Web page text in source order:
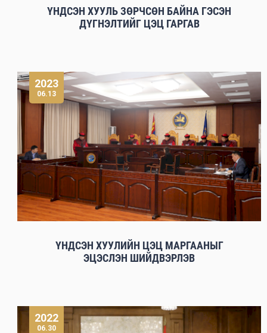
ҮНДСЭН ХУУЛЬ ЗӨРЧСӨН БАЙНА ГЭСЭН
ДҮГНЭЛТИЙГ ЦЭЦ ГАРГАВ
2023
06.13
ҮНДСЭН ХУУЛИЙН ЦЭЦ МАРГААНЫГ
ЭЦЭСЛЭН ШИЙДВЭРЛЭВ
2022
06.30